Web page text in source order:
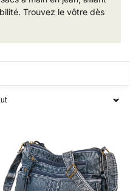
Trouvez le vôtre dès